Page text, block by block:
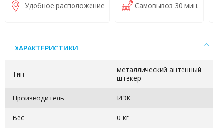
Удобное расположение Самовывоз 30 мин.
ХАРАКТЕРИСТИКИ
Тип
металлический антенный
штекер
Производитель ИЭК
Вес 0 кг